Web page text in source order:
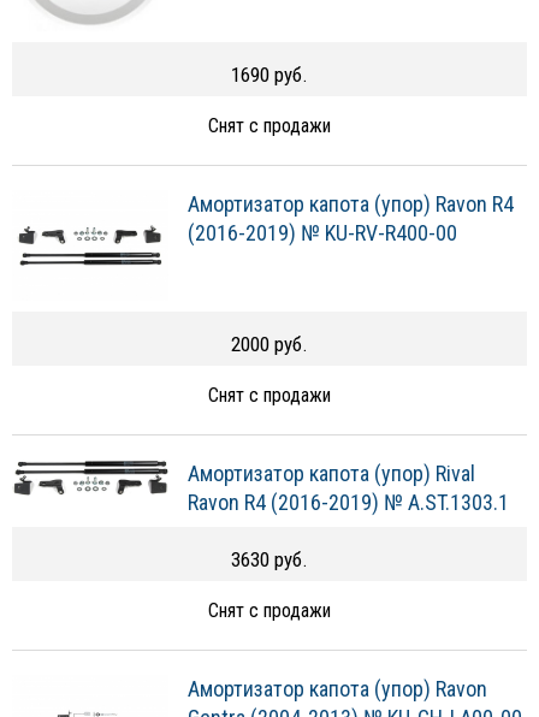
1690 руб.
Снят с продажи
Амортизатор капота (упор) Ravon R4
(2016-2019) № KU-RV-R400-00
2000 руб.
Снят с продажи
Амортизатор капота (упор) Rival
Ravon R4 (2016-2019) № A.ST.1303.1
3630 руб.
Снят с продажи
Амортизатор капота (упор) Ravon